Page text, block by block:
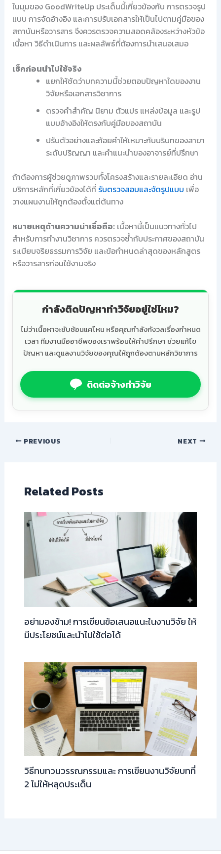
ในมุมของ GoodWriteUp ประเด็นนี้เกี่ยวข้องกับ การตรวจรูป
แบบ การจัดอ้างอิง และการปรับเอกสารให้เป็นไปตามคู่มือของ
สถาบันหรือวารสาร จึงควรตรวจความสอดคล้องระหว่างหัวข้อ
เนื้อหา วิธีดำเนินการ และผลลัพธ์ที่ต้องการนำเสนอเสมอ
เช็กก่อนนำไปใช้จริง
แยกให้ชัดว่าบทความนี้ช่วยตอบปัญหาใดของงาน
วิจัยหรือเอกสารวิชาการ
ตรวจคำสำคัญ นิยาม ตัวแปร แหล่งข้อมูล และรูป
แบบอ้างอิงให้ตรงกับคู่มือของสถาบัน
ปรับตัวอย่างและถ้อยคำให้เหมาะกับบริบทของสาขา
ระดับปริญญา และคำแนะนำของอาจารย์ที่ปรึกษา
ถ้าต้องการผู้ช่วยดูภาพรวมทั้งโครงสร้างและรายละเอียด อ่าน
บริการหลักที่เกี่ยวข้องได้ที่ รับตรวจสอบและจัดรูปแบบ เพื่อ
วางแผนงานให้ถูกต้องตั้งแต่ต้นทาง
หมายเหตุด้านความน่าเชื่อถือ: เนื้อหานี้เป็นแนวทางทั่วไป
สำหรับการทำงานวิชาการ ควรตรวจซ้ำกับประกาศของสถาบัน
ระเบียบจริยธรรมการวิจัย และข้อกำหนดล่าสุดของหลักสูตร
หรือวารสารก่อนใช้งานจริง
กำลังติดปัญหาทำวิจัยอยู่ใช่ไหม?
ไม่ว่าเนื้อหาจะซับซ้อนแค่ไหน หรือคุณกำลังกังวลเรื่องกำหนด
เวลา ทีมงานมืออาชีพของเราพร้อมให้คำปรึกษา ช่วยแก้ไข
ปัญหา และดูแลงานวิจัยของคุณให้ถูกต้องตามหลักวิชาการ
ติดต่อจ้างทำวิจัย
PREVIOUS NEXT
Related Posts
อย่ามองข้าม! การเขียนข้อเสนอแนะในงานวิจัย ให้
มีประโยชน์และนำไปใช้ต่อได้
วิธีทบทวนวรรณกรรมและ การเขียนงานวิจัยบทที่
2 ไม่ให้หลุดประเด็น